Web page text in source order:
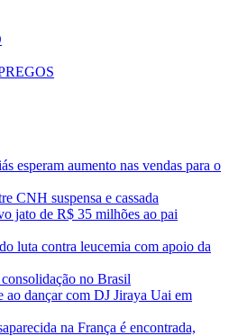
esperam aumento nas vendas para o
CNH suspensa e cassada
jato de R$ 35 milhões ao pai
luta contra leucemia com apoio da
no Brasil
ao dançar com DJ Jiraya Uai em
na França é encontrada,